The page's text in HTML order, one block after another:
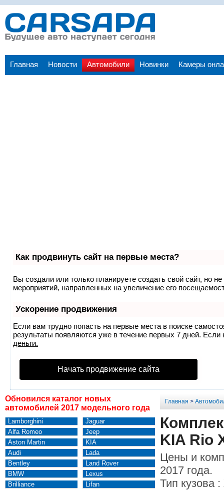
Главная Новости Автомобили Новинки Камеры
Как продвинуть сайт на первые места?
Вы создали или только планируете создать свой сайт, но
мероприятий, направленных на увеличение его
Ускорение продвижения
Если вам трудно попасть на первые места в поиске
результаты появляются уже в течение первых 7 дней.
деньги.
Начать продвижение сайта
Обновился каталог новых
автомобилей 2017 модельного года
Lamborghini
Alfa Romeo
Aston Martin
Audi
Bentley
BMW
Brilliance
Jaguar
Jeep
KIA
Lada
Land Rover
Lexus
Lifan
Главная >
KIA Rio
Цены и
2017 года.
Тип кузова :